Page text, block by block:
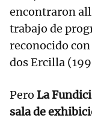
encontraron
trabajo de
reconocido
dos Ercilla
Pero La
sala de